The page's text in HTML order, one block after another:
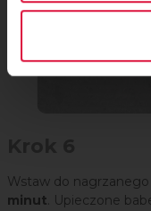
Wstaw do
minut . Upieczone